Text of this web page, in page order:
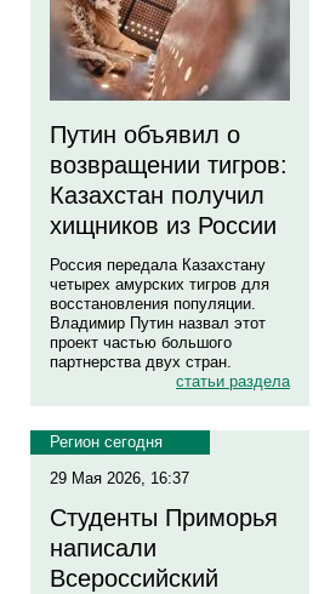
Путин объявил о
возвращении тигров:
Казахстан получил
хищников из России
Россия передала Казахстану
четырех амурских тигров для
восстановления популяции.
Владимир Путин назвал этот
проект частью большого
партнерства двух стран.
статьи раздела
Регион сегодня
29 Мая 2026, 16:37
Студенты Приморья
написали
Всероссийский